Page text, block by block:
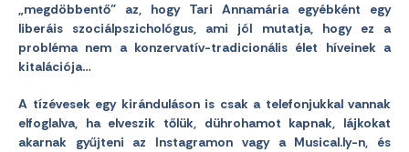
„megdöbbentő” az, hogy Tari Annamária egyébként egy
liberáis szociálpszichológus, ami jól mutatja, hogy ez a
probléma nem a konzervatív-tradicionális élet híveinek a
kitalációja…
A tízévesek egy kiránduláson is csak a telefonjukkal vannak
elfoglalva, ha elveszik tőlük, dührohamot kapnak, lájkokat
akarnak gyűjteni az Instagramon vagy a Musical.ly-n, és